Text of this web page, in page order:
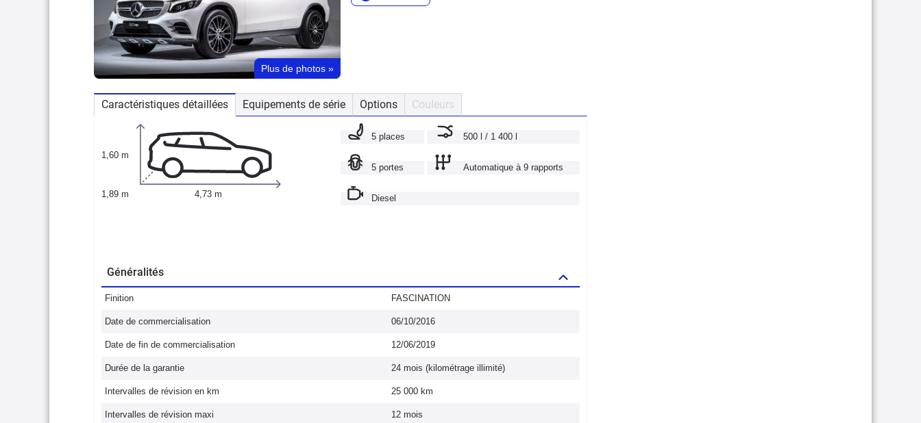
Plus de photos »
Caractéristiques détaillées Equipements de série Options Couleurs
1,60 m
1,89 m 4,73 m
5 places 500 l / 1 400 l
5 portes Automatique à 9 rapports
Diesel
Généralités
Finition FASCINATION
Date de commercialisation 06/10/2016
Date de fin de commercialisation 12/06/2019
Durée de la garantie 24 mois (kilométrage illimité)
Intervalles de révision en km 25 000 km
Intervalles de révision maxi 12 mois